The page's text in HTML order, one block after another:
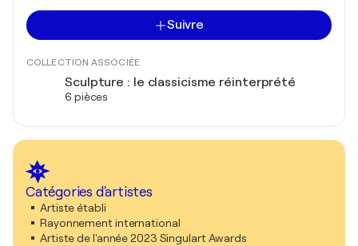
Suivre
COLLECTION ASSOCIÉE
Sculpture : le classicisme réinterprété
6 pièces
Catégories d'artistes
Artiste établi
Rayonnement international
Artiste de l'année 2023 Singulart Awards